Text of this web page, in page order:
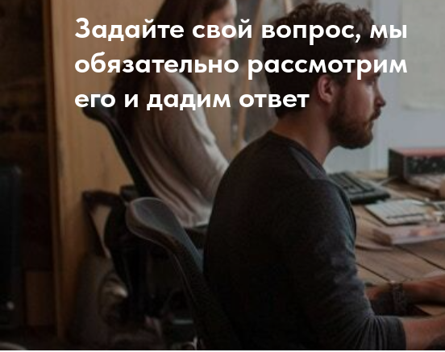
Задайте свой вопрос, мы
обязательно рассмотрим
его и дадим ответ